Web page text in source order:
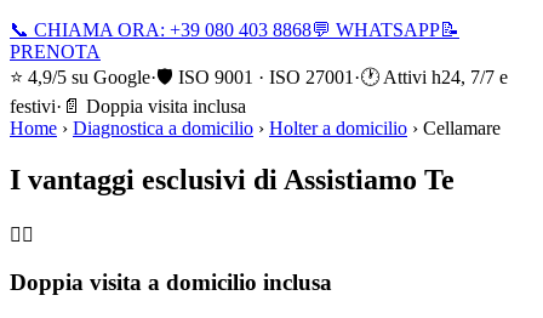
📞 CHIAMA ORA: +39 080 403 8868💬 WHATSAPP📝
PRENOTA
⭐ 4,9/5 su Google·🛡️ ISO 9001 · ISO 27001 ·🕐 Attivi h24, 7/7 e
festivi· 📄 Doppia visita inclusa
Home › Diagnostica a domicilio › Holter a domicilio › Cellamare
I vantaggi esclusivi di Assistiamo Te
🧑‍⚕️
Doppia visita a domicilio inclusa